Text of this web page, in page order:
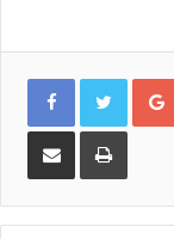
Share
Email
Print